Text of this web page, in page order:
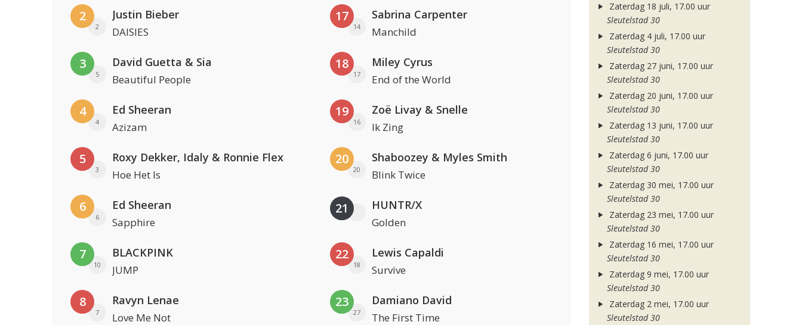
2
2
Justin Bieber
DAISIES
3
5
David Guetta & Sia
Beautiful People
4
4
Ed Sheeran
Azizam
5
3
Roxy Dekker, Idaly & Ronnie Flex
Hoe Het Is
6
6
Ed Sheeran
Sapphire
7
10
BLACKPINK
JUMP
8
7
Ravyn Lenae
Love Me Not
17
14
Sabrina Carpenter
Manchild
18
17
Miley Cyrus
End of the World
19
16
Zoë Livay & Snelle
Ik Zing
20
20
Shaboozey & Myles Smith
Blink Twice
21 HUNTR/X
Golden
22
18
Lewis Capaldi
Survive
23
27
Damiano David
The First Time
Zaterdag 18 juli, 17.00 uur
Sleutelstad 30
Zaterdag 4 juli, 17.00 uur
Sleutelstad 30
Zaterdag 27 juni, 17.00 uur
Sleutelstad 30
Zaterdag 20 juni, 17.00 uur
Sleutelstad 30
Zaterdag 13 juni, 17.00 uur
Sleutelstad 30
Zaterdag 6 juni, 17.00 uur
Sleutelstad 30
Zaterdag 30 mei, 17.00 uur
Sleutelstad 30
Zaterdag 23 mei, 17.00 uur
Sleutelstad 30
Zaterdag 16 mei, 17.00 uur
Sleutelstad 30
Zaterdag 9 mei, 17.00 uur
Sleutelstad 30
Zaterdag 2 mei, 17.00 uur
Sleutelstad 30